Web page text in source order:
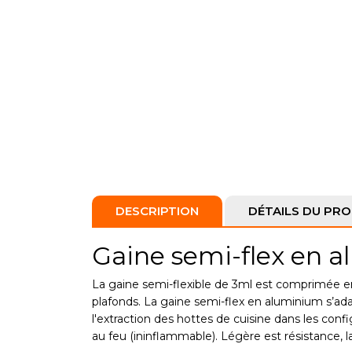
DESCRIPTION DÉTAILS DU
Gaine semi-flex en
La gaine semi-flexible de 3ml est comprimée
plafonds. La gaine semi-flex en aluminium
l'extraction des hottes de cuisine dans les
au feu (ininflammable). Légère est